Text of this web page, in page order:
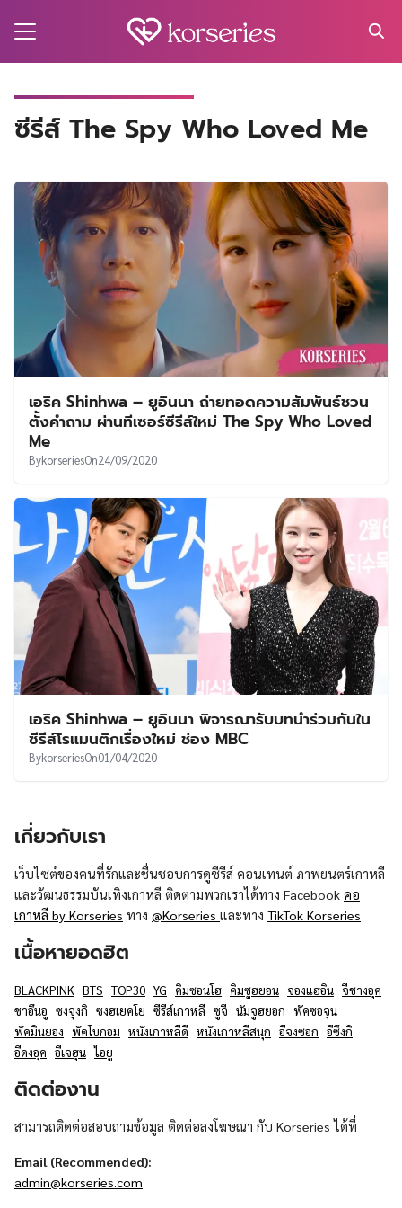
ซีรีส์ The Spy Who Loved Me
เอริค Shinhwa – ยูอินนา ถ่ายทอดความสัมพันธ์ชวน
ตั้งคำถาม ผ่านทีเซอร์ซีรีส์ใหม่ The Spy Who Loved
Me
BykorseriesOn24/09/2020
เอริค Shinhwa – ยูอินนา พิจารณารับบทนำร่วมกันใน
ซีรีส์โรแมนติกเรื่องใหม่ ช่อง MBC
BykorseriesOn01/04/2020
เกี่ยวกับเรา
เว็บไซต์ของคนที่รักและชื่นชอบการดูซีรีส์ คอนเทนต์ ภาพยนตร์เกาหลี
และวัฒนธรรมบันเทิงเกาหลี ติดตามพวกเราได้ทาง Facebook คอ
เกาหลี by Korseries ทาง @Korseries และทาง TikTok Korseries
เนื้อหายอดฮิต
BLACKPINK BTS TOP30 YG คิมซอนโฮ คิมซูฮยอน จองแฮอิน จีชางอุค
ชาอึนอู ซงจุงกิ ซงฮเยคโย ซีรีส์เกาหลี ซูจี นัมจูฮยอก พัคซอจุน
พัคมินยอง พัคโบกอม หนังเกาหลีดี หนังเกาหลีสนุก อีจงซอก อีซึงกิ
อีดงอุค อีเจฮุน ไอยู
ติดต่องาน
สามารถติดต่อสอบถามข้อมูล ติดต่อลงโฆษณา กับ Korseries ได้ที่
Email (Recommended):
admin@korseries.com